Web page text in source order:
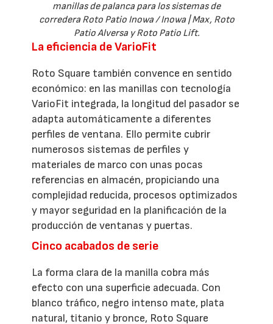
manillas de palanca para los sistemas de
corredera Roto Patio Inowa / Inowa | Max, Roto
Patio Alversa y Roto Patio Lift.
La eficiencia de VarioFit
Roto Square también convence en sentido
económico: en las manillas con tecnología
VarioFit integrada, la longitud del pasador se
adapta automáticamente a diferentes
perfiles de ventana. Ello permite cubrir
numerosos sistemas de perfiles y
materiales de marco con unas pocas
referencias en almacén, propiciando una
complejidad reducida, procesos optimizados
y mayor seguridad en la planificación de la
producción de ventanas y puertas.
Cinco acabados de serie
La forma clara de la manilla cobra más
efecto con una superficie adecuada. Con
blanco tráfico, negro intenso mate, plata
natural, titanio y bronce, Roto Square